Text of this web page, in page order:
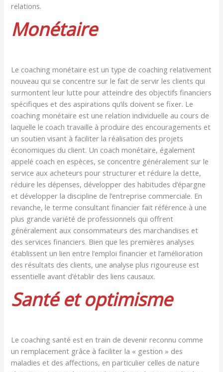
relations.
Monétaire
Le coaching monétaire est un type de coaching relativement
nouveau qui se concentre sur le fait de servir les clients qui
surmontent leur lutte pour atteindre des objectifs financiers
spécifiques et des aspirations qu’ils doivent se fixer. Le
coaching monétaire est une relation individuelle au cours de
laquelle le coach travaille à produire des encouragements et
un soutien visant à faciliter la réalisation des projets
économiques du client. Un coach monétaire, également
appelé coach en espèces, se concentre généralement sur le
service aux acheteurs pour structurer et réduire la dette,
réduire les dépenses, développer des habitudes d’épargne
et développer la discipline de l’entreprise commerciale. En
revanche, le terme consultant financier fait référence à une
plus grande variété de professionnels qui offrent
généralement aux consommateurs des marchandises et
des services financiers. Bien que les premières analyses
établissent un lien entre l’emploi financier et l’amélioration
des résultats des clients, une analyse plus rigoureuse est
essentielle avant d’établir des liens causaux.
Santé et optimisme
Le coaching santé est en train de devenir reconnu comme
un remplacement grâce à faciliter la « gestion » des
maladies et des affections, en particulier celles de nature